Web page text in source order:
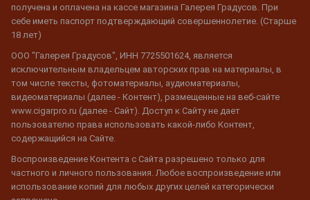
получена и оплачена на кассе магазина Галерея Градусов. При
себе иметь паспорт подтверждающий совершеннолетие. (Старше
18 лет)
ООО "Галерея Градусов", ИНН 7725501624, является
исключительным владельцем авторских прав на материалы, в
том числе тексты, фотоматериалы, аудиоматериалы,
видеоматериалы (далее - Контент), размещенные на веб-сайте
www.cigarpro.ru (далее - Сайт). Доступ к Сайту не дает
пользователю права использовать какой-либо Контент,
содержащийся на Сайте.
Воспроизведение Контента с Сайта разрешено только для
частного и личного пользования. Любое воспроизведение или
использование копий для любых других целей категорически